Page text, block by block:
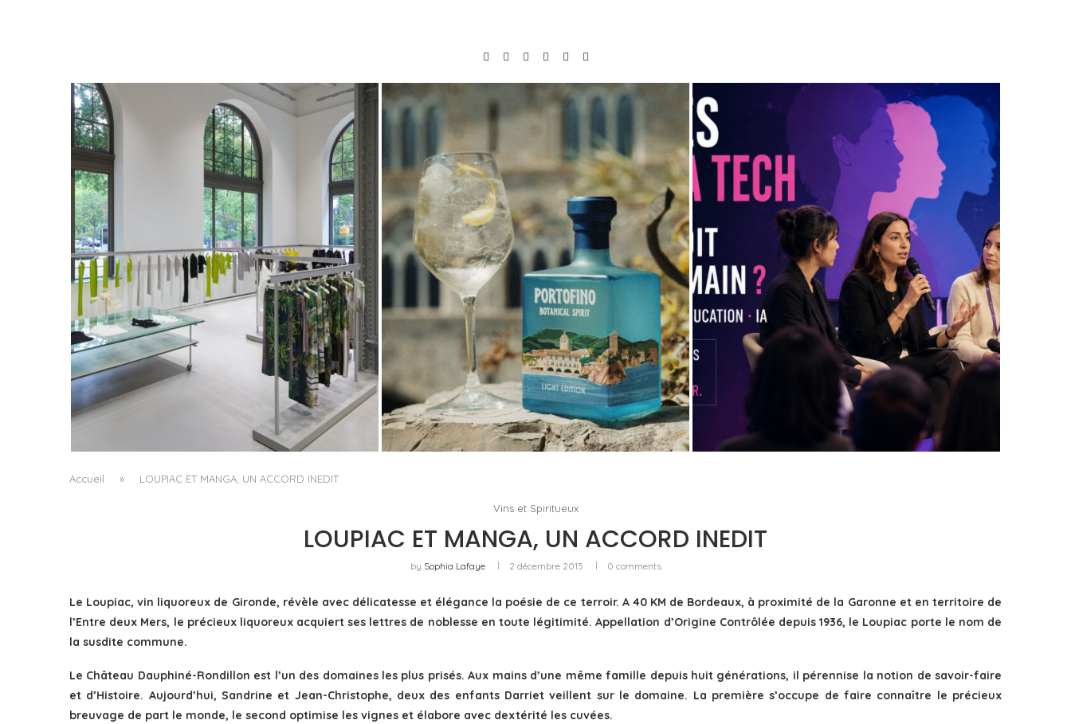
ISSEY MIYAKE AU 45 MADISON AVENUE : LE
PLI COMME PRINCIPE ARCHITECTURAL
Pascal Iakovou
PORTOFINO CHERCHE L’INTENSITÉ À VINGT
DEGRÉS
byPASCAL IAKOVOU
DANS LA TECH, LA PARITÉ N’EST PLUS UN
SUJET D’IMAGE MAIS DE...
Pascal Iakovou
Accueil » LOUPIAC ET MANGA, UN ACCORD INEDIT
Vins et Spiritueux
LOUPIAC ET MANGA, UN ACCORD INEDIT
by Sophia Lafaye 2 décembre 2015 0 comments
Le Loupiac, vin liquoreux de Gironde, révèle avec délicatesse et élégance la poésie de ce terroir. A 40 KM de Bordeaux, à proximité de la Garonne et en territoire de
l’Entre deux Mers, le précieux liquoreux acquiert ses lettres de noblesse en toute légitimité. Appellation d’Origine Contrôlée depuis 1936, le Loupiac porte le nom de
la susdite commune.
Le Château Dauphiné-Rondillon est l’un des domaines les plus prisés. Aux mains d’une même famille depuis huit générations, il pérennise la notion de savoir-faire
et d’Histoire. Aujourd’hui, Sandrine et Jean-Christophe, deux des enfants Darriet veillent sur le domaine. La première s’occupe de faire connaître le précieux
breuvage de part le monde, le second optimise les vignes et élabore avec dextérité les cuvées.